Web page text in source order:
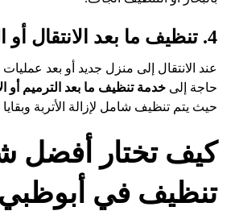
4. تنظيف ما بعد الانتقال أو الترميم
عند الانتقال إلى منزل جديد أو بعد
حاجة إلىخدمة تنظيف ما بعد الترميم أو
حيث يتم تنظيف شامل لإزالة الأتربة وبقايا
كيف تختار أفضل
تنظيف في